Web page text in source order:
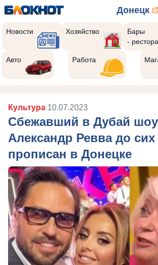
Донецк
Новости Хозяйство
Бары
-
Авто Работа
Культура 10.07.2023
Сбежавший в Дубай
Александр Ревва до
прописан в Донецке